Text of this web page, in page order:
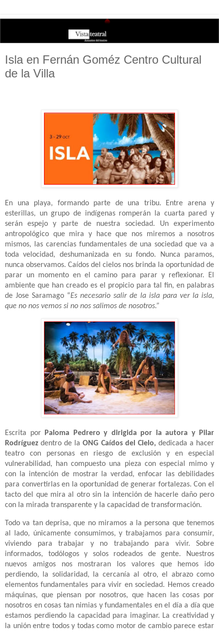
Isla en Fernán Goméz Centro Cultural
de la Villa
En una playa, formando parte de una tribu. Entre arena y
esterillas, un grupo de indígenas romperán la cuarta pared y
serán espejo y parte de nuestra sociedad. Un experimento
antropológico que mira y hace que nos miremos a nosotros
mismos, las carencias fundamentales de una sociedad que va a
toda velocidad, deshumanizada en su fondo. Nunca paramos,
nunca observamos. Caídos del cielos nos brinda la oportunidad de
parar un momento en el camino para parar y reflexionar. El
ambiente que han creado es el propicio para tal fin, en palabras
de Jose Saramago “Es necesario salir de la isla para ver la isla,
que no nos vemos si no nos salimos de nosotros.”
Escrita por Paloma Pedrero y dirigida por la autora y Pilar
Rodríguez dentro de laONG Caídos del Cielo, dedicada a hacer
teatro con personas en riesgo de exclusión y en especial
vulnerabilidad, han compuesto una pieza con especial mimo y
con la intención de mostrar la verdad, enfocar las debilidades
para convertirlas en la oportunidad de generar fortalezas. Con el
tacto del que mira al otro sin la intención de hacerle daño pero
con la mirada transparente y la capacidad de transformación.
Todo va tan deprisa, que no miramos a la persona que tenemos
al lado, únicamente consumimos, y trabajamos para consumir,
viviendo para trabajar y no trabajando para vivir. Sobre
informados, todólogos y solos rodeados de gente. Nuestros
nuevos amigos nos mostraran los valores que hemos ido
perdiendo, la solidaridad, la cercanía al otro, el abrazo como
elementos fundamentales para vivir en sociedad. Hemos creado
máquinas, que piensan por nosotros, que hacen las cosas por
nosotros en cosas tan nimias y fundamentales en el día a día que
estamos perdiendo la capacidad para imaginar. La creatividad y
la unión entre todos y todas como motor de cambio parece estar